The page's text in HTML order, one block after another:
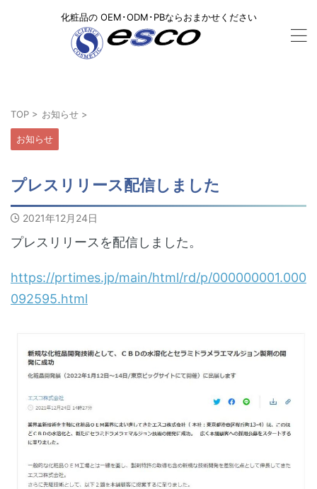
化粧品の OEM･ODM･PBならおまかせください
TOP > お知らせ >
お知らせ
プレスリリース配信しました
2021年12月24日
プレスリリースを配信しました。
https://prtimes.jp/main/html/rd/p/000000001.000
092595.html